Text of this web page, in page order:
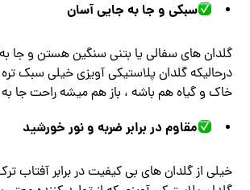
سبکی و جا به‌ جایی آسان
گلدان‌ های سفالی یا بتنی سنگین هستن و جا
درحالیکه گلدان پلاستیکی آویزی خیلی سبک
خاک و گیاه هم باشه ، باز هم میشه راحت جا
مقاوم در برابر ضربه و نور خورشید
خیلی از گلدان ‌های بی ‌کیفیت در برابر آفتاب